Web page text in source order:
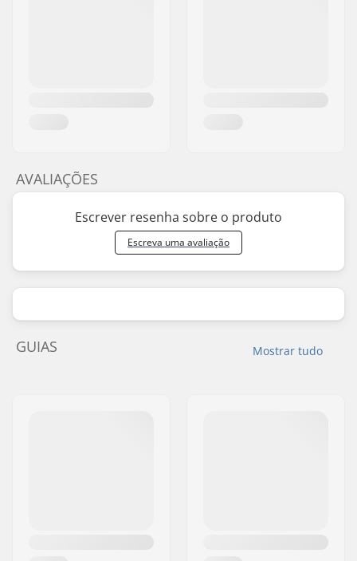
AVALIAÇÕES
Escrever resenha sobre o produto
Escreva uma avaliação
Mostrar tudo
GUIAS